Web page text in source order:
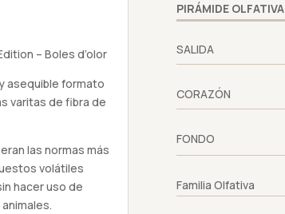
– Boles d’olor
asequible formato
varitas de fibra de
las normas más
volátiles
hacer uso de
PIRÁMIDE OLFATIVA
SALIDA
CORAZÓN
FONDO
Familia Olfativa